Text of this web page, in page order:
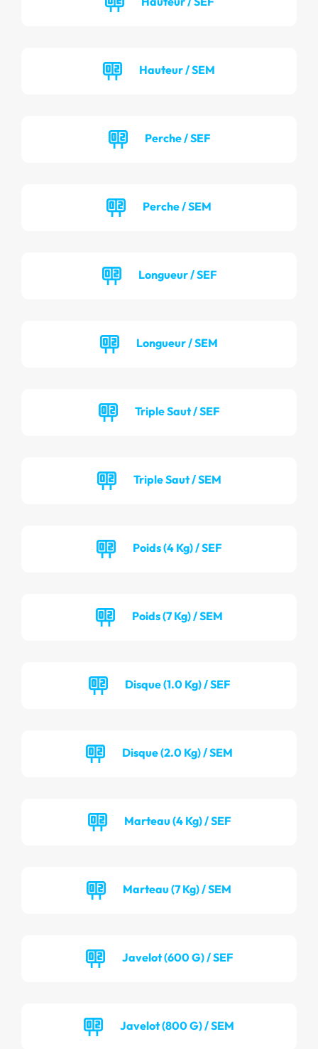
Hauteur / SEM
Perche / SEF
Perche / SEM
Longueur / SEF
Longueur / SEM
Triple Saut / SEF
Triple Saut / SEM
Poids (4 Kg) / SEF
Poids (7 Kg) / SEM
Disque (1.0 Kg) / SEF
Disque (2.0 Kg) / SEM
Marteau (4 Kg) / SEF
Marteau (7 Kg) / SEM
Javelot (600 G) / SEF
Javelot (800 G) / SEM